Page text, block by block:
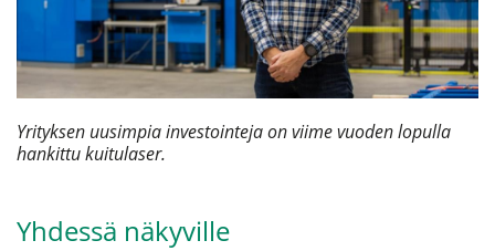
Yrityksen uusimpia investointeja on viime vuoden lopulla
hankittu kuitulaser.
Yhdessä näkyville